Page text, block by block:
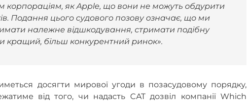
корпораціям, як Apple, що вони не можуть обдурити
Подання цього судового позову означає, що ми
належне відшкодування, стримати подібну
кращий, більш конкурентний ринок».
досягти мирової угоди в позасудовому порядку,
від того, чи надасть CAT дозвіл компанії Which